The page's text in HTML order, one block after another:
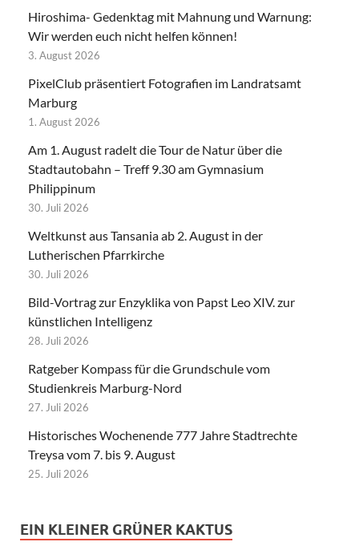
Hiroshima- Gedenktag mit Mahnung und Warnung:
Wir werden euch nicht helfen können!
3. August 2026
PixelClub präsentiert Fotografien im Landratsamt
Marburg
1. August 2026
Am 1. August radelt die Tour de Natur über die
Stadtautobahn – Treff 9.30 am Gymnasium
Philippinum
30. Juli 2026
Weltkunst aus Tansania ab 2. August in der
Lutherischen Pfarrkirche
30. Juli 2026
Bild-Vortrag zur Enzyklika von Papst Leo XIV. zur
künstlichen Intelligenz
28. Juli 2026
Ratgeber Kompass für die Grundschule vom
Studienkreis Marburg-Nord
27. Juli 2026
Historisches Wochenende 777 Jahre Stadtrechte
Treysa vom 7. bis 9. August
25. Juli 2026
EIN KLEINER GRÜNER KAKTUS